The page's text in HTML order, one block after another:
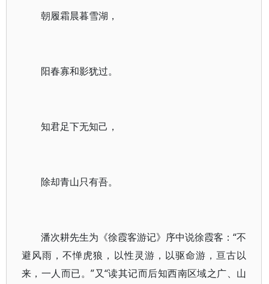
朝履霜晨暮雪湖，
阳春寡和影犹过。
知君足下无知己，
除却青山只有吾。
潘次耕先生为《徐霞客游记》序中说徐霞客：“不
避风雨，不惮虎狼，以性灵游，以驱命游，亘古以
来，一人而已。”又“读其记而后知西南区域之广、山